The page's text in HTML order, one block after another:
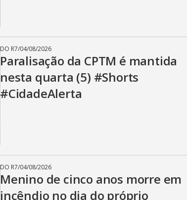
DO R7/04/08/2026
Paralisação da CPTM é mantida
nesta quarta (5) #Shorts
#CidadeAlerta
DO R7/04/08/2026
Menino de cinco anos morre em
incêndio no dia do próprio